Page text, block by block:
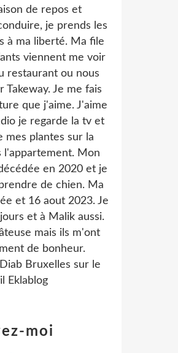
moi
de repos et
je prends les
à ma liberté. Ma file
viennent me voir
restaurant ou nous
Takeway. Je me fais
que j'aime. J'aime
je regarde la tv et
mes plantes sur la
l'appartement. Mon
en 2020 et je
de chien. Ma
et 16 aout 2023. Je
et à Malik aussi.
mais ils m'ont
de bonheur.
Diab Bruxelles sur le
Eklablog